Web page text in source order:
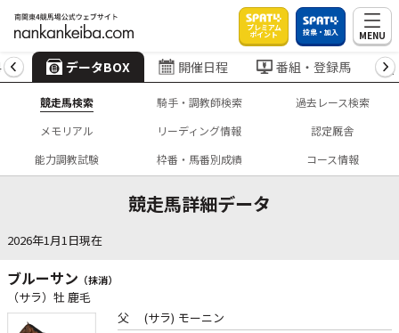
プレミアム
ポイント 投票・加入 MENU
データBOX 開催日程 番組・登録馬
競走馬検索 騎手・調教師検索
過去レース検索
メモリアル
リーディング情報
認定厩舎
能力調教試験
枠番・馬番別成績 コース情報
競走馬詳細データ
2026年1月1日現在
ブルーサン （抹消）
（サラ）牡 鹿毛
父 (サラ) モーニン